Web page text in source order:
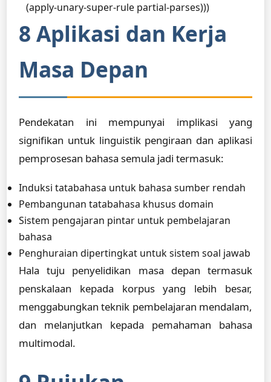
   (apply-unary-super-rule partial-parses)))
8 Aplikasi dan Kerja
Masa Depan
Pendekatan ini mempunyai implikasi yang
signifikan untuk linguistik pengiraan dan aplikasi
pemprosesan bahasa semula jadi termasuk:
Induksi tatabahasa untuk bahasa sumber rendah
Pembangunan tatabahasa khusus domain
Sistem pengajaran pintar untuk pembelajaran
bahasa
Penghuraian dipertingkat untuk sistem soal jawab
Hala tuju penyelidikan masa depan termasuk
penskalaan kepada korpus yang lebih besar,
menggabungkan teknik pembelajaran mendalam,
dan melanjutkan kepada pemahaman bahasa
multimodal.